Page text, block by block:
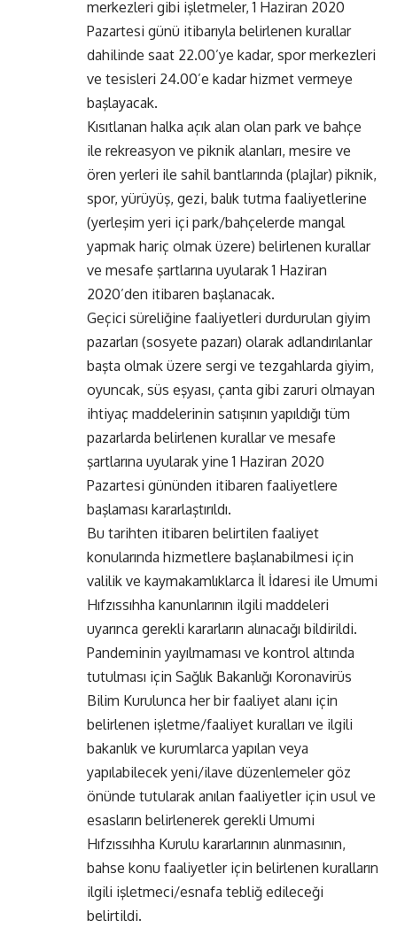
merkezleri gibi işletmeler, 1 Haziran 2020
Pazartesi günü itibarıyla belirlenen kurallar
dahilinde saat 22.00’ye kadar, spor merkezleri
ve tesisleri 24.00’e kadar hizmet vermeye
başlayacak.
Kısıtlanan halka açık alan olan park ve bahçe
ile rekreasyon ve piknik alanları, mesire ve
ören yerleri ile sahil bantlarında (plajlar) piknik,
spor, yürüyüş, gezi, balık tutma faaliyetlerine
(yerleşim yeri içi park/bahçelerde mangal
yapmak hariç olmak üzere) belirlenen kurallar
ve mesafe şartlarına uyularak 1 Haziran
2020’den itibaren başlanacak.
Geçici süreliğine faaliyetleri durdurulan giyim
pazarları (sosyete pazarı) olarak adlandırılanlar
başta olmak üzere sergi ve tezgahlarda giyim,
oyuncak, süs eşyası, çanta gibi zaruri olmayan
ihtiyaç maddelerinin satışının yapıldığı tüm
pazarlarda belirlenen kurallar ve mesafe
şartlarına uyularak yine 1 Haziran 2020
Pazartesi gününden itibaren faaliyetlere
başlaması kararlaştırıldı.
Bu tarihten itibaren belirtilen faaliyet
konularında hizmetlere başlanabilmesi için
valilik ve kaymakamlıklarca İl İdaresi ile Umumi
Hıfzıssıhha kanunlarının ilgili maddeleri
uyarınca gerekli kararların alınacağı bildirildi.
Pandeminin yayılmaması ve kontrol altında
tutulması için Sağlık Bakanlığı Koronavirüs
Bilim Kurulunca her bir faaliyet alanı için
belirlenen işletme/faaliyet kuralları ve ilgili
bakanlık ve kurumlarca yapılan veya
yapılabilecek yeni/ilave düzenlemeler göz
önünde tutularak anılan faaliyetler için usul ve
esasların belirlenerek gerekli Umumi
Hıfzıssıhha Kurulu kararlarının alınmasının,
bahse konu faaliyetler için belirlenen kuralların
ilgili işletmeci/esnafa tebliğ edileceği
belirtildi.